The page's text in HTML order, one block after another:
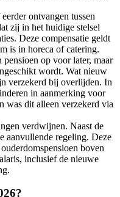
ontvangen tussen
zij in het huidige stelsel
Deze compensatie geldt
is in horeca of catering.
op voor later, maar
wordt. Wat nieuw
verzekerd bij overlijden. In
in aanmerking voor
was dit alleen verzekerd via
verdwijnen. Naast de
aanvullende regeling. Deze
boven
inclusief de nieuwe